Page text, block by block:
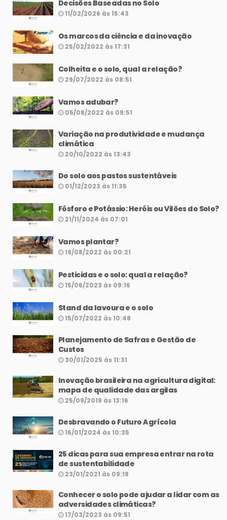
Decisões Baseadas no Solo
11/02/2026 às 15:43
Os marcos da ciência e da inovação
25/02/2022 às 17:31
Colheita e o solo, qual a relação?
29/07/2022 às 08:51
Vamos adubar?
05/08/2022 às 09:51
Variação na produtividade e mudança
climática
20/10/2022 às 13:43
Do solo aos pastos sustentáveis
01/12/2023 às 11:35
Fósforo e Potássio: Heróis ou Vilões do Solo?
21/11/2024 às 07:01
Vamos plantar?
19/08/2022 às 00:21
Pesticidas e o solo: qual a relação?
15/06/2023 às 09:16
Stand da lavoura e o solo
15/07/2022 às 10:48
Planejamento de Safras e Gestão de
Custos
30/01/2025 às 11:31
Inovação brasileira na agricultura digital:
mapa de qualidade das argilas
25/09/2019 às 13:16
Desbravando o Futuro Agrícola
16/01/2024 às 10:35
25 dicas para sua empresa entrar na rota
de sustentabilidade
23/01/2021 às 09:19
Conhecer o solo pode ajudar a lidar com as
adversidades climáticas?
17/03/2023 às 09:51